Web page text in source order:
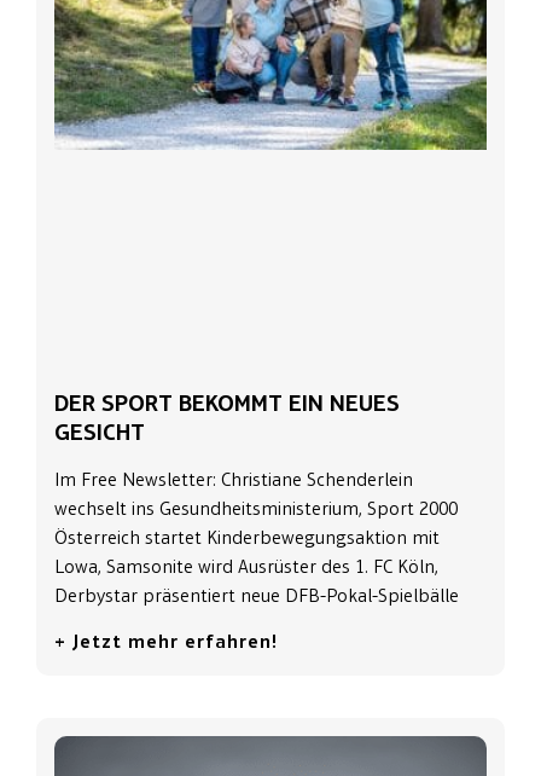
DER SPORT BEKOMMT EIN NEUES
GESICHT
Im Free Newsletter: Christiane Schenderlein
wechselt ins Gesundheitsministerium, Sport 2000
Österreich startet Kinderbewegungsaktion mit
Lowa, Samsonite wird Ausrüster des 1. FC Köln,
Derbystar präsentiert neue DFB-Pokal-Spielbälle
+ Jetzt mehr erfahren!